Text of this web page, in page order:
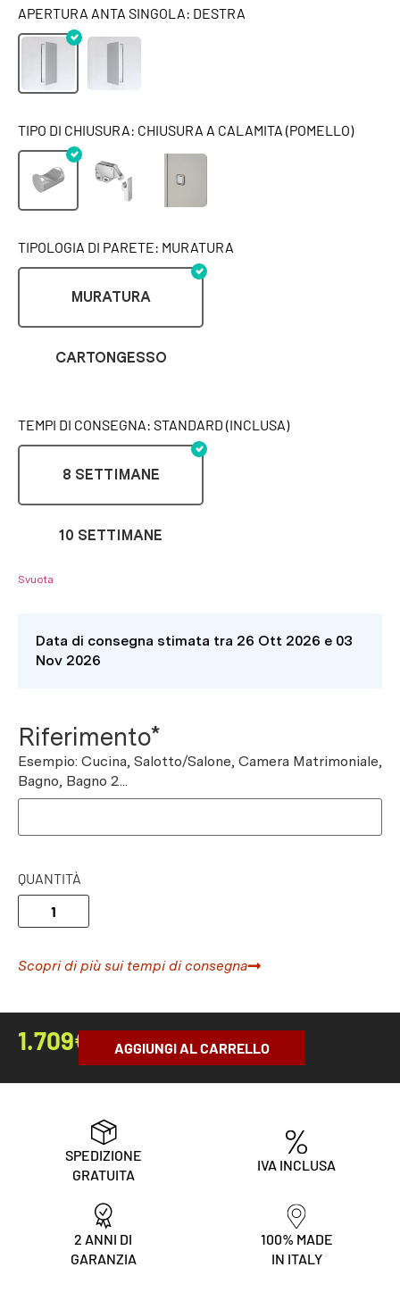
APERTURA ANTA SINGOLA: DESTRA
TIPO DI CHIUSURA: CHIUSURA A CALAMITA (POMELLO)
TIPOLOGIA DI PARETE: MURATURA
MURATURA
CARTONGESSO
TEMPI DI CONSEGNA: STANDARD (INCLUSA)
8 SETTIMANE
10 SETTIMANE
Svuota
Data di consegna stimata tra 26 Ott 2026 e 03
Nov 2026
Riferimento*
Esempio: Cucina, Salotto/Salone, Camera Matrimoniale,
Bagno, Bagno 2...
QUANTITÀ
Scopri di più sui tempi di consegna
1.709€ AGGIUNGI AL CARRELLO
SPEDIZIONE
GRATUITA
IVA INCLUSA
2 ANNI DI
GARANZIA
100% MADE
IN ITALY